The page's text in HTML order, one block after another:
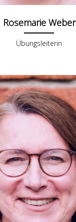
Rosemarie Weber
Übungsleiterin